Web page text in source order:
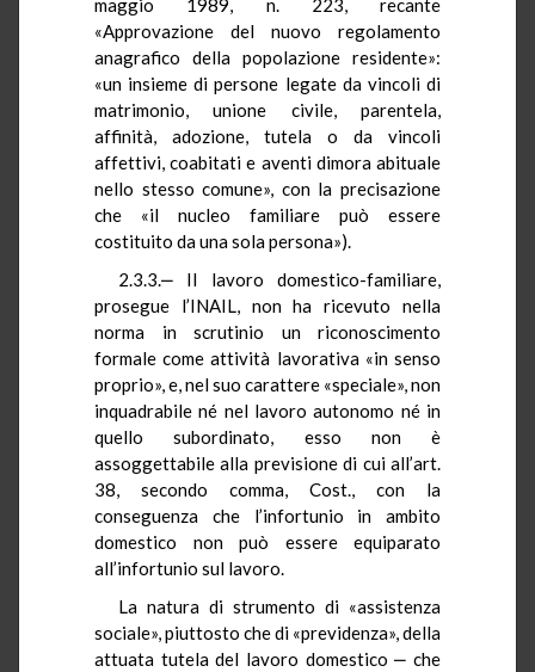
maggio 1989, n. 223, recante
«Approvazione del nuovo regolamento
anagrafico della popolazione residente»:
«un insieme di persone legate da vincoli di
matrimonio, unione civile, parentela,
affinità, adozione, tutela o da vincoli
affettivi, coabitati e aventi dimora abituale
nello stesso comune», con la precisazione
che «il nucleo familiare può essere
costituito da una sola persona»).
2.3.3.‒ Il lavoro domestico-familiare,
prosegue l’INAIL, non ha ricevuto nella
norma in scrutinio un riconoscimento
formale come attività lavorativa «in senso
proprio», e, nel suo carattere «speciale», non
inquadrabile né nel lavoro autonomo né in
quello subordinato, esso non è
assoggettabile alla previsione di cui all’art.
38, secondo comma, Cost., con la
conseguenza che l’infortunio in ambito
domestico non può essere equiparato
all’infortunio sul lavoro.
La natura di strumento di «assistenza
sociale», piuttosto che di «previdenza», della
attuata tutela del lavoro domestico ‒ che